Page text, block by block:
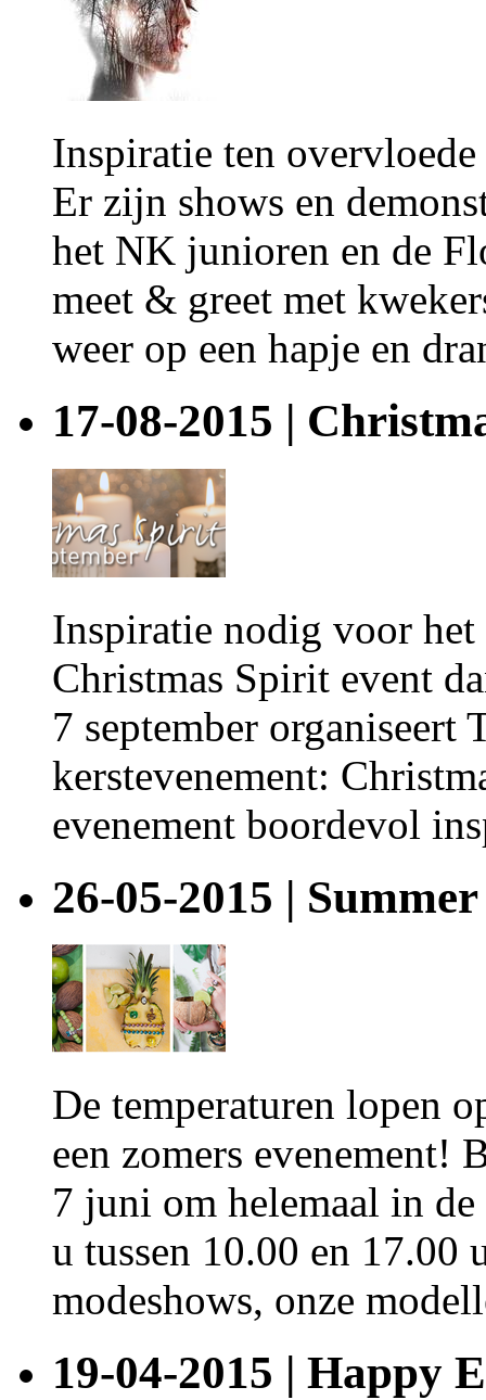
Inspiratie ten
Er zijn shows en
het NK junioren en de
meet & greet met
weer op een hapje en
17-08-2015 |
Inspiratie nodig voor het
Christmas Spirit event
7 september organiseert
kerstevenement:
evenement boordevol
26-05-2015 |
De temperaturen lopen
een zomers evenement!
7 juni om helemaal in
u tussen 10.00 en 17.00
modeshows, onze
19-04-2015 | Happy